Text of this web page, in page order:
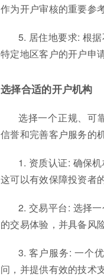
作为开户审核的重要参
5. 居住地要求: 根
特定地区客户的开户申请
选择合适的开户机构
选择一个正规、可
信誉和完善客户服务的
1. 资质认证: 确保
这可以有效保障投资者
2. 交易平台: 选择
的交易体验，并具备风
3. 客户服务: 一个
问，并提供有效的技术支